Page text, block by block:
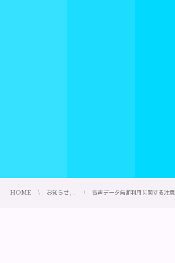
HOME お知らせ , … 音声データ無断利用に関する注意